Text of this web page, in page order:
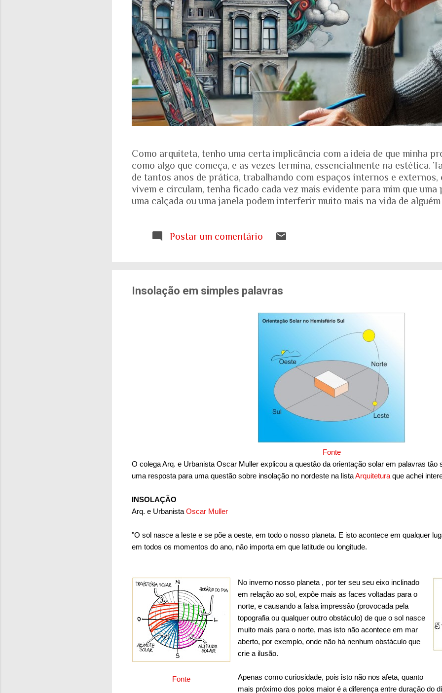
Como arquiteta, tenho uma certa implicância com a ideia de que minha
como algo que começa, e as vezes termina, essencialmente na estética.
de tantos anos de prática, trabalhando com espaços internos e externos,
vivem e circulam, tenha ficado cada vez mais evidente para mim que uma
uma calçada ou uma janela podem interferir muito mais na vida de
etária que aprendemos a desenhar nos livros de geografia já não
Postar um comentário
Insolação em simples palavras
Fonte
O colega Arq. e Urbanista Oscar Muller explicou a questão da orientação solar em palavras tão
uma resposta para uma questão sobre insolação no nordeste na listaArquitetura que achei
INSOLAÇÃO
Arq. e Urbanista Oscar Muller
"O sol nasce a leste e se põe a oeste, em todo o nosso planeta. E isto acontece em qualquer
em todos os momentos do ano, não importa em que latitude ou longitude.
Fonte
No inverno nosso planeta , por ter seu seu eixo inclinado
em relação ao sol, expõe mais as faces voltadas para o
norte, e causando a falsa impressão (provocada pela
topografia ou qualquer outro obstáculo) de que o sol nasce
muito mais para o norte, mas isto não acontece em mar
aberto, por exemplo, onde não há nenhum obstáculo que
crie a ilusão.
Apenas como curiosidade, pois isto não nos afeta, quanto
mais próximo dos polos maior é a diferença entre duração do